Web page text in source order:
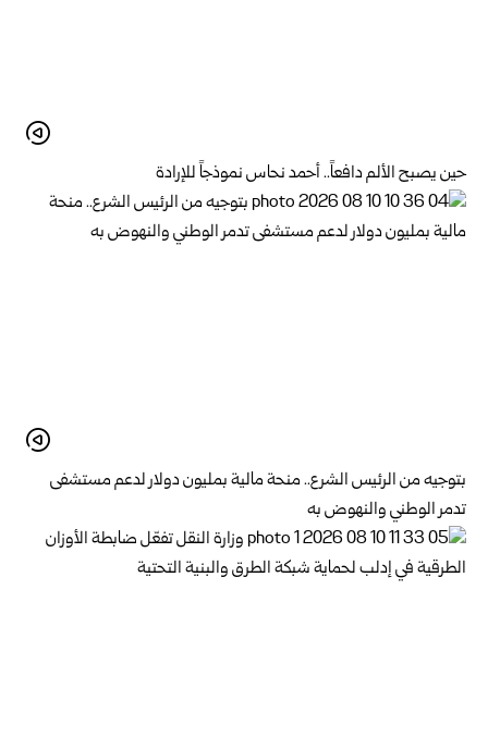
حين يصبح الألم دافعاً.. أحمد نحاس نموذجاً للإرادة
بتوجيه من الرئيس الشرع.. منحة مالية بمليون دولار لدعم ‌‏مستشفى
تدمر الوطني والنهوض به‏